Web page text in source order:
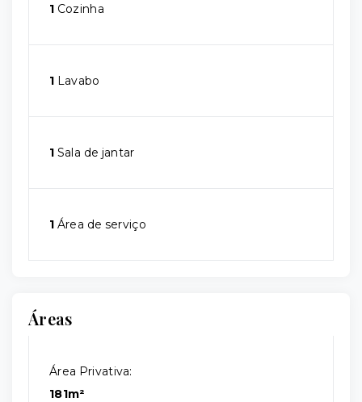
1 Cozinha
1 Lavabo
1 Sala de jantar
1 Área de serviço
Áreas
Área Privativa:
181m²